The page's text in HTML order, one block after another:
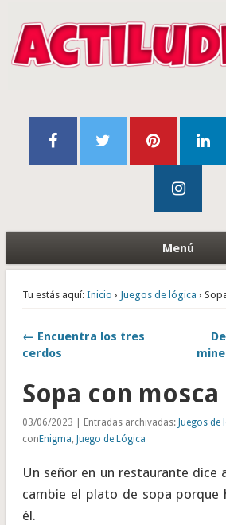
Menú
Tu estás aquí: Inicio › Juegos de lógica ›
← Encuentra los tres
cerdos
Sopa con mosca
03/06/2023 | Entradas archivadas: Juegos de
con Enigma, Juego de Lógica
Un señor en un restaurante dice
cambie el plato de sopa porque
él.